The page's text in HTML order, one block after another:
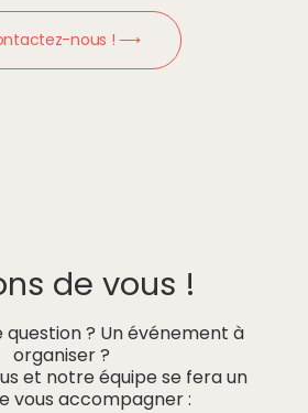
nous ! ⟶
de vous !
question ? Un événement à
organiser ?
et notre équipe se fera un
vous accompagner :